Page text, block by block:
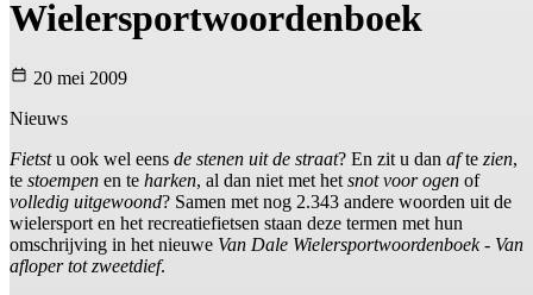
Wielersportwoordenboek
20 mei 2009
Nieuws
Fietstu ook wel eens de stenen uit de straat? En zit u dan afte zien,
te stoempen en te harken, al dan niet met hetsnot voor ogen of
volledig uitgewoond? Samen met nog 2.343 andere woorden uit de
wielersport en het recreatiefietsen staan deze termen met hun
omschrijving in het nieuwe Van Dale Wielersportwoordenboek - Van
afloper tot zweetdief.